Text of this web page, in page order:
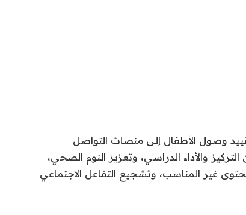
وصول الأطفال إلى منصات التواصل
والأداء الدراسي، وتعزيز النوم الصحي،
غير المناسب، وتشجيع التفاعل الاجتماعي